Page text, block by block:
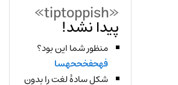
«tiptoppish»
پیدا نشد!
منظور شما این بود؟
فهحفخححهسا
شکل سادهٔ لغت را بدون